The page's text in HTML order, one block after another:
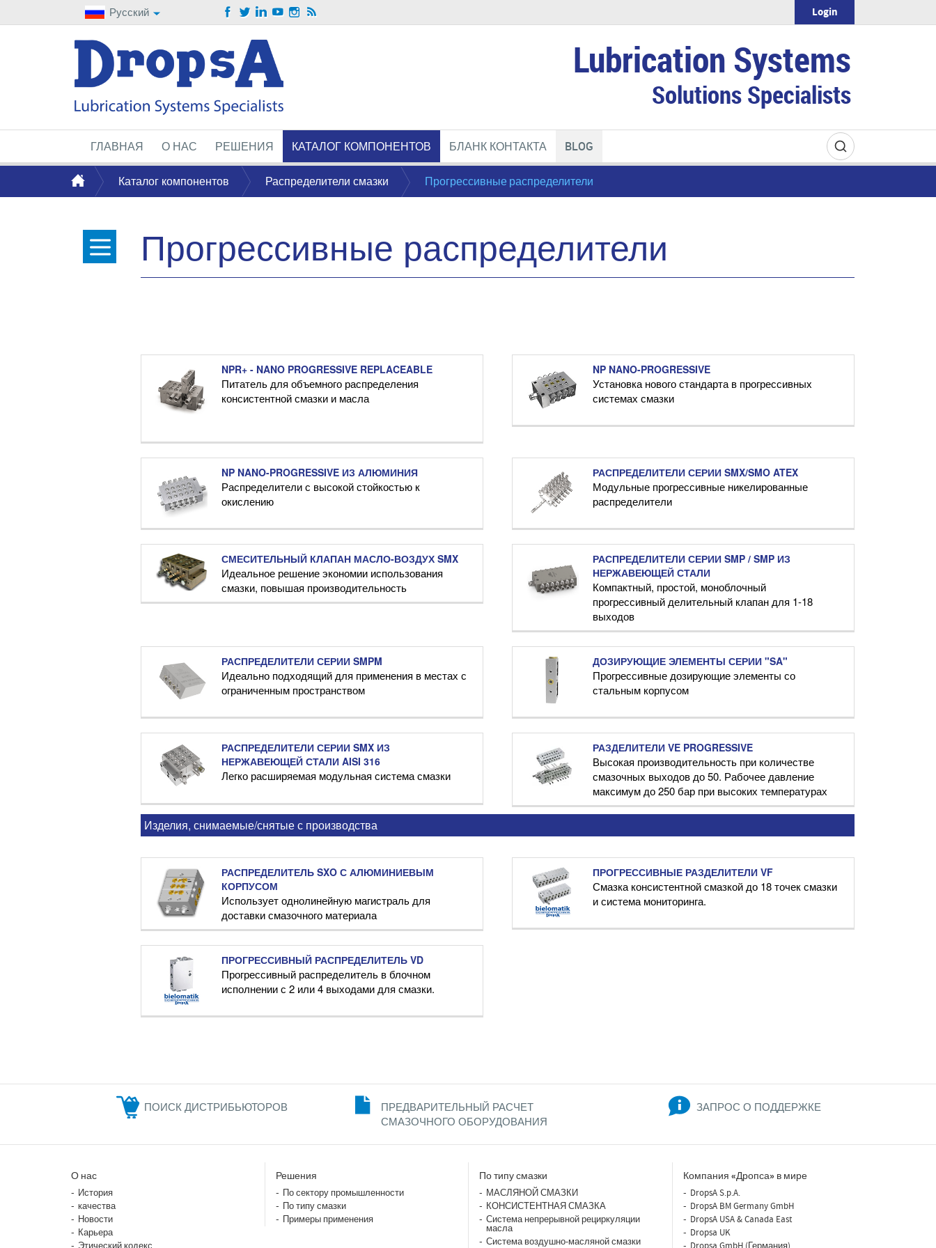
Lubrication Systems
Solutions Specialists
Русский Login
ГЛАВНАЯ О НАС РЕШЕНИЯ КАТАЛОГ КОМПОНЕНТОВ БЛАНК КОНТАКТА BLOG
Каталог компонентов Распределители смазки Прогрессивные распределители
Прогрессивные распределители
NPR+ - NANO PROGRESSIVE REPLACEABLE
Питатель для объемного распределения
консистентной смазки и масла
NP NANO-PROGRESSIVE
Установка нового стандарта в прогрессивных
системах смазки
NP NANO-PROGRESSIVE ИЗ АЛЮМИНИЯ
Распределители с высокой стойкостью к
окислению
РАСПРЕДЕЛИТЕЛИ СЕРИИ SMX/SMO ATEX
Модульные прогрессивные никелированные
распределители
СМЕСИТЕЛЬНЫЙ КЛАПАН МАСЛО-ВОЗДУХ SMX
Идеальное решение экономии использования
смазки, повышая производительность
РАСПРЕДЕЛИТЕЛИ СЕРИИ SMP / SMP ИЗ
НЕРЖАВЕЮЩЕЙ СТАЛИ
Компактный, простой, моноблочный
прогрессивный делительный клапан для 1-18
выходов
РАСПРЕДЕЛИТЕЛИ СЕРИИ SMPM
Идеально подходящий для применения в местах с
ограниченным пространством
ДОЗИРУЮЩИЕ ЭЛЕМЕНТЫ СЕРИИ "SA"
Прогрессивные дозирующие элементы со
стальным корпусом
РАСПРЕДЕЛИТЕЛИ СЕРИИ SMX ИЗ
НЕРЖАВЕЮЩЕЙ СТАЛИ AISI 316
Легко расширяемая модульная система смазки
РАЗДЕЛИТЕЛИ VE PROGRESSIVE
Высокая производительность при количестве
смазочных выходов до 50. Рабочее давление
максимум до 250 бар при высоких температурах
Изделия, снимаемые/снятые с производства
РАСПРЕДЕЛИТЕЛЬ SXO С АЛЮМИНИЕВЫМ
КОРПУСОМ
Использует однолинейную магистраль для
доставки смазочного материала
ПРОГРЕССИВНЫЕ РАЗДЕЛИТЕЛИ VF
Смазка консистентной смазкой до 18 точек смазки
и система мониторинга.
ПРОГРЕССИВНЫЙ РАСПРЕДЕЛИТЕЛЬ VD
Прогрессивный распределитель в блочном
исполнении с 2 или 4 выходами для смазки.
ПОИСК ДИСТРИБЬЮТОРОВ
ПРЕДВАРИТЕЛЬНЫЙ РАСЧЕТ
СМАЗОЧНОГО ОБОРУДОВАНИЯ
ЗАПРОС О ПОДДЕРЖКЕ
О нас
История
качества
Новости
Карьера
Решения
По сектору промышленности
По типу смазки
Примеры применения
По типу смазки
МАСЛЯНОЙ СМАЗКИ
КОНСИСТЕНТНАЯ СМАЗКА
Система непрерывной рециркуляции
масла
Система воздушно-масляной смазки
Компания «Дропса» в мире
DropsA S.p.A.
DropsA BM Germany GmbH
DropsA USA & Canada East
Dropsa UK